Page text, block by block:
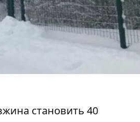
становить 40